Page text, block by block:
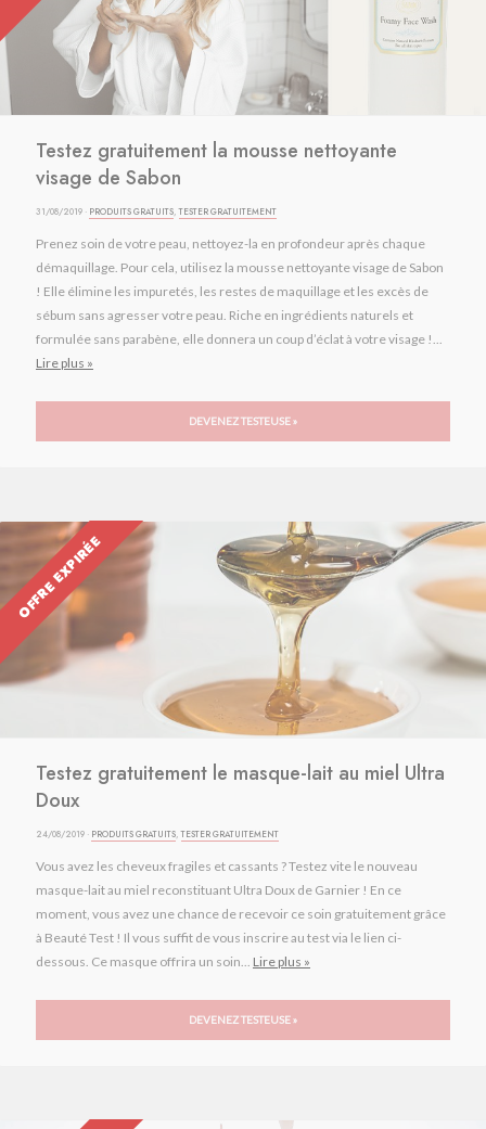
Testez gratuitement la mousse nettoyante
visage de Sabon
31/08/2019 · PRODUITS GRATUITS,TESTER GRATUITEMENT
Prenez soin de votre peau, nettoyez-la en profondeur après chaque
démaquillage. Pour cela, utilisez la mousse nettoyante visage de Sabon
! Elle élimine les impuretés, les restes de maquillage et les excès de
sébum sans agresser votre peau. Riche en ingrédients naturels et
formulée sans parabène, elle donnera un coup d’éclat à votre visage !...
Lire plus »
DEVENEZ TESTEUSE »
OFFRE EXPIRÉE
Testez gratuitement le masque-lait au miel Ultra
Doux
24/08/2019 · PRODUITS GRATUITS,TESTER GRATUITEMENT
Vous avez les cheveux fragiles et cassants ? Testez vite le nouveau
masque-lait au miel reconstituant Ultra Doux de Garnier ! En ce
moment, vous avez une chance de recevoir ce soin gratuitement grâce
à Beauté Test ! Il vous suffit de vous inscrire au test via le lien ci-
dessous. Ce masque offrira un soin... Lire plus »
DEVENEZ TESTEUSE »